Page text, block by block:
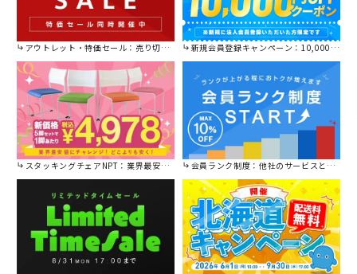
アウトレット・特価セール：売り切れ御免の特別価格！ 新規会員登録キャンペーン：10,000円OFFクーポン進呈中！
スタッキングチェアNPT：業界最安値に挑戦！ 会員ランク制度：他社のサービスと比較してください。